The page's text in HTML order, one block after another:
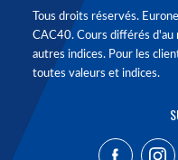
Tous droits réservés.
CAC40. Cours différés
autres indices. Pour les
toutes valeurs et indices.